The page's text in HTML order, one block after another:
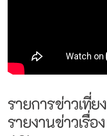
รายการข่าวเที่ย
รายงานข่าวเรื่